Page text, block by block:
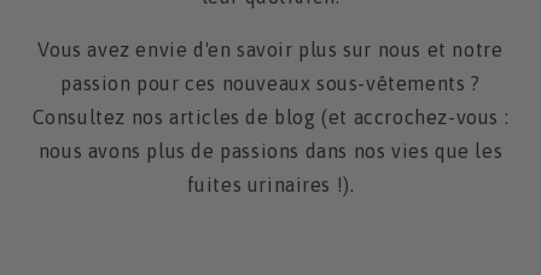
Vous avez envie d'en savoir plus sur nous et notre
passion pour ces nouveaux sous-vêtements ?
Consultez nos articles de blog (et accrochez-vous :
nous avons plus de passions dans nos vies que les
fuites urinaires !).